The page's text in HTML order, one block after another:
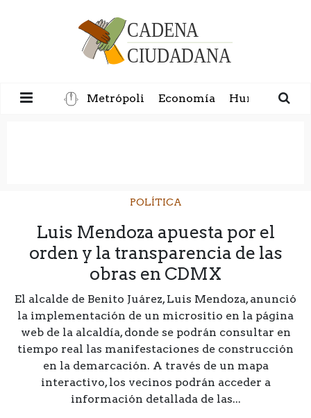
Metrópoli Economía Humanidad
POLÍTICA
Luis Mendoza apuesta por el
orden y la transparencia de las
obras en CDMX
El alcalde de Benito Juárez, Luis Mendoza, anunció
la implementación de un micrositio en la página
web de la alcaldía, donde se podrán consultar en
tiempo real las manifestaciones de construcción
en la demarcación. A través de un mapa
interactivo, los vecinos podrán acceder a
información detallada de las...